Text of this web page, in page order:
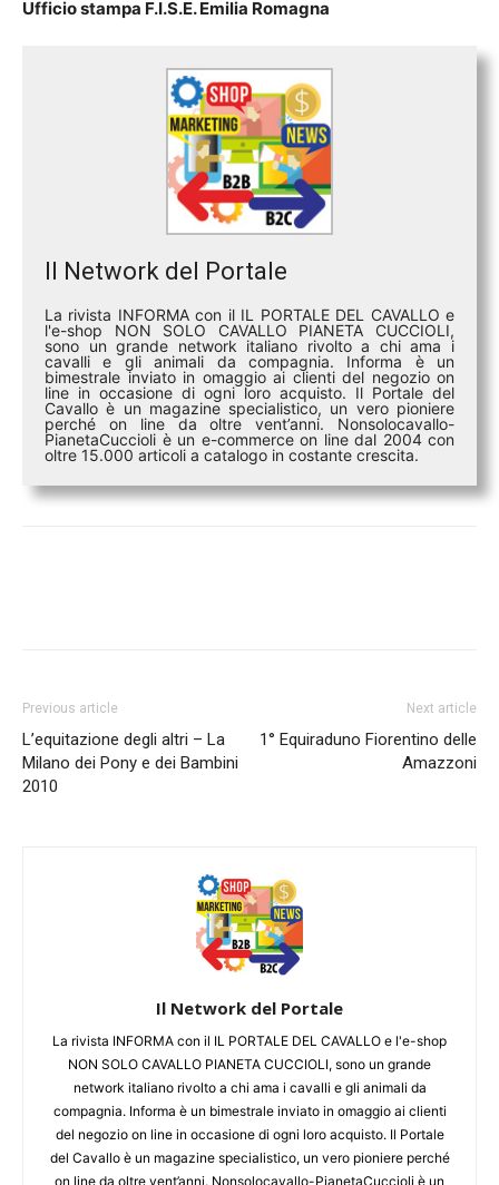
Ufficio stampa F.I.S.E. Emilia Romagna
Il Network del Portale
La rivista INFORMA con il IL PORTALE DEL CAVALLO e
l'e-shop NON SOLO CAVALLO PIANETA CUCCIOLI,
sono un grande network italiano rivolto a chi ama i
cavalli e gli animali da compagnia. Informa è un
bimestrale inviato in omaggio ai clienti del negozio on
line in occasione di ogni loro acquisto. Il Portale del
Cavallo è un magazine specialistico, un vero pioniere
perché on line da oltre vent’anni. Nonsolocavallo-
PianetaCuccioli è un e-commerce on line dal 2004 con
oltre 15.000 articoli a catalogo in costante crescita.
Previous article
L’equitazione degli altri – La
Milano dei Pony e dei Bambini
2010
Next article
1° Equiraduno Fiorentino delle
Amazzoni
Il Network del Portale
La rivista INFORMA con il IL PORTALE DEL CAVALLO e l'e-shop
NON SOLO CAVALLO PIANETA CUCCIOLI, sono un grande
network italiano rivolto a chi ama i cavalli e gli animali da
compagnia. Informa è un bimestrale inviato in omaggio ai clienti
del negozio on line in occasione di ogni loro acquisto. Il Portale
del Cavallo è un magazine specialistico, un vero pioniere perché
on line da oltre vent’anni. Nonsolocavallo-PianetaCuccioli è un